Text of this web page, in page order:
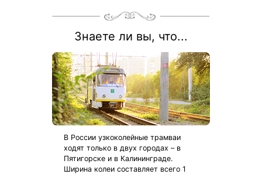
Знаете ли вы, что...
В России узкоколейные трамваи
ходят только в двух городах – в
Пятигорске и в Калининграде.
Ширина колеи составляет всего 1